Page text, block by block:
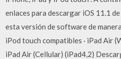
enlaces para descargar iOS 11.1
esta versión de software de
iPod touch compatibles · iPad Air
iPad Air (Cellular) (iPad4,2)